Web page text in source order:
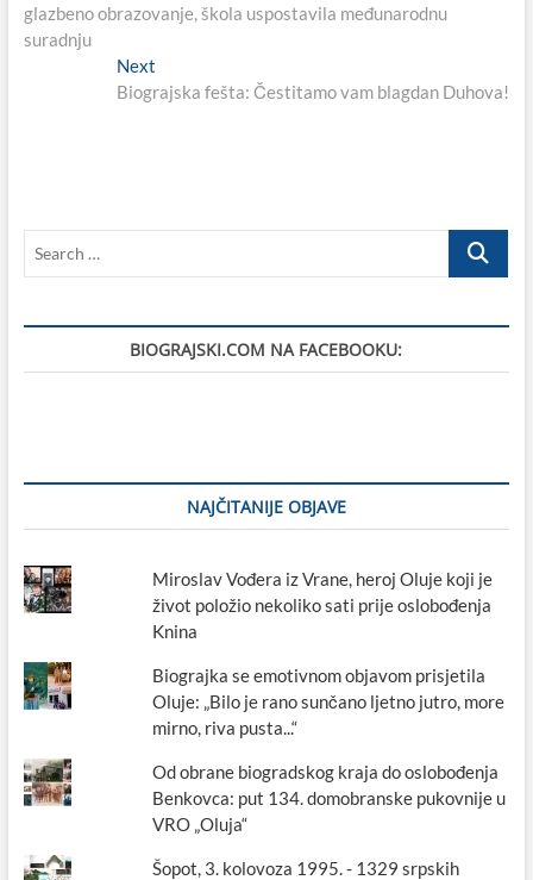
glazbeno obrazovanje, škola uspostavila međunarodnu
suradnju
Next
post:
Biograjska fešta: Čestitamo vam blagdan Duhova!
Search
BIOGRAJSKI.COM NA FACEBOOKU:
NAJČITANIJE OBJAVE
Miroslav Vođera iz Vrane, heroj Oluje koji je
život položio nekoliko sati prije oslobođenja
Knina
Biograjka se emotivnom objavom prisjetila
Oluje: „Bilo je rano sunčano ljetno jutro, more
mirno, riva pusta...“
Od obrane biogradskog kraja do oslobođenja
Benkovca: put 134. domobranske pukovnije u
VRO „Oluja“
Šopot, 3. kolovoza 1995. - 1329 srpskih